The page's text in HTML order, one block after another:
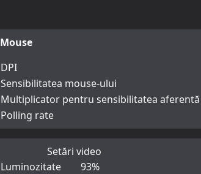
Mouse
DPI
Sensibilitatea mouse-ului
Multiplicator pentru sensibilitatea
Polling rate
Setări video
Luminozitate
93%